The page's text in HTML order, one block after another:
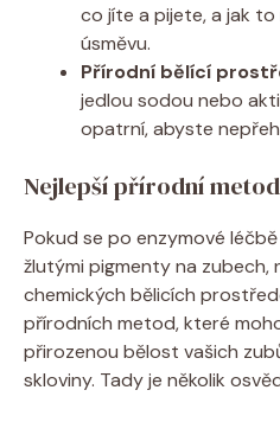
co jíte a pijete, a jak
úsměvu.
Přírodní bělící
jedlou sodou nebo
opatrní, abyste
Nejlepší přírodní
Pokud se po enzymové
žlutými pigmenty na zubech,
chemických bělicích
přírodních metod, které
přirozenou bělost vašich
skloviny. Tady je několik